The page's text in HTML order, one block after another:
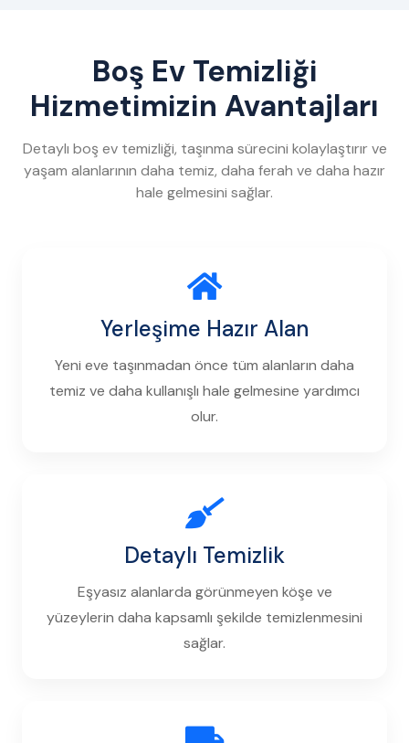
Boş Ev Temizliği
Hizmetimizin Avantajları
Detaylı boş ev temizliği, taşınma sürecini kolaylaştırır ve
yaşam alanlarının daha temiz, daha ferah ve daha hazır
hale gelmesini sağlar.
Yerleşime Hazır Alan
Yeni eve taşınmadan önce tüm alanların daha
temiz ve daha kullanışlı hale gelmesine yardımcı
olur.
Detaylı Temizlik
Eşyasız alanlarda görünmeyen köşe ve
yüzeylerin daha kapsamlı şekilde temizlenmesini
sağlar.